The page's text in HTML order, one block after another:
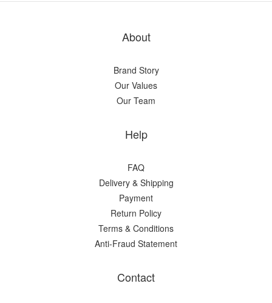
About
Brand Story
Our Values
Our Team
Help
FAQ
Delivery & Shipping
Payment
Return Policy
Terms & Conditions
Anti-Fraud Statement
Contact